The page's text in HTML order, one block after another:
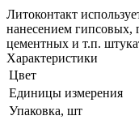
Литоконтакт
нанесением гипсовых,
цементных и т.п.
Характеристики
Цвет
Единицы измерения
Упаковка, шт